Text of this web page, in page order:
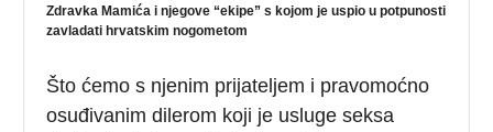
Zdravka Mamića i njegove “ekipe” s kojom je uspio u potpunosti
zavladati hrvatskim nogometom
Što ćemo s njenim prijateljem i pravomoćno
osuđivanim dilerom koji je usluge seksa